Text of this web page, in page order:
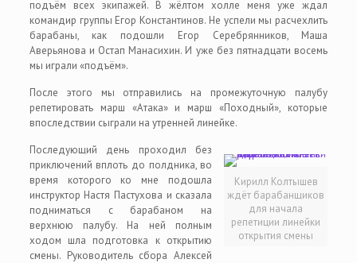
подъём всех экипажей. В жёлтом холле меня уже ждал
командир группы Егор Константинов. Не успели мы расчехлить
барабаны, как подошли Егор Серебрянников, Маша
Аверьянова и Остап Манасихин. И уже без пятнадцати восемь
мы играли «подъём».
После этого мы отправились на промежуточную палубу
репетировать марш «Атака» и марш «Походный», которые
впоследствии сыграли на утренней линейке.
Кирилл Колтышев
ждёт барабанщиков
для начала
репетиции линейки
открытия смены
Последующий день проходил без
приключений вплоть до полдника, во
время которого ко мне подошла
инструктор Настя Пастухова и сказала
подниматься с барабаном на
верхнюю палубу. На ней полным
ходом шла подготовка к открытию
смены. Руководитель сбора Алексей